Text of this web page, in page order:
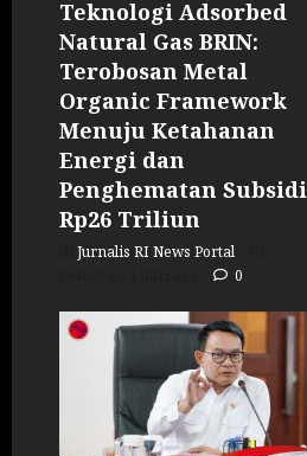
Teknologi Adsorbed
Natural Gas BRIN:
Terobosan Metal
Organic Framework
Menuju Ketahanan
Energi dan
Penghematan Subsidi
Rp26 Triliun
Jurnalis RI News Portal
0